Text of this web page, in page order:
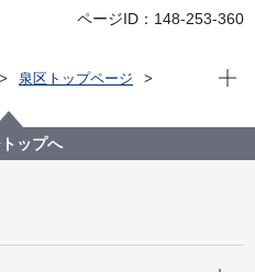
ページID：148-253-360
泉区トップページ
泉寿荘の施設利用再開につい
現在
ップへ